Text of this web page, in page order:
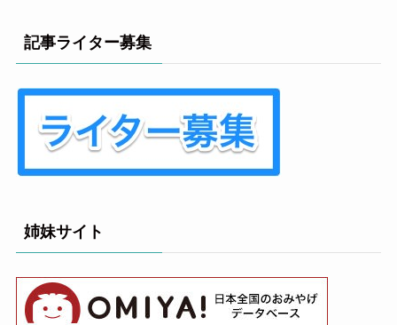
記事ライター募集
姉妹サイト